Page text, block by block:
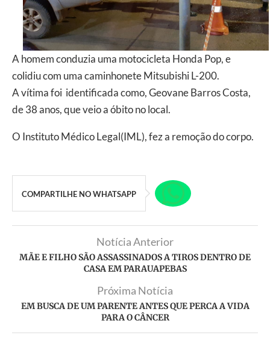
A homem conduzia uma motocicleta Honda Pop, e
colidiu com uma caminhonete Mitsubishi L-200.
A vítima foi identificada como, Geovane Barros Costa,
de 38 anos, que veio a óbito no local.
O Instituto Médico Legal(IML), fez a remoção do corpo.
COMPARTILHE NO WHATSAPP
Notícia Anterior
MÃE E FILHO SÃO ASSASSINADOS A TIROS DENTRO DE
CASA EM PARAUAPEBAS
Próxima Notícia
EM BUSCA DE UM PARENTE ANTES QUE PERCA A VIDA
PARA O CÂNCER